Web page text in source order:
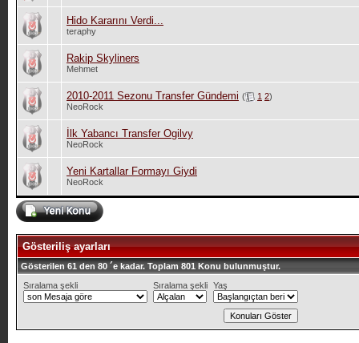
Hido Kararını Verdi...
teraphy
Rakip Skyliners
Mehmet
2010-2011 Sezonu Transfer Gündemi ( 1 2)
NeoRock
İlk Yabancı Transfer Ogilvy
NeoRock
Yeni Kartallar Formayı Giydi
NeoRock
Gösteriliş ayarları
Gösterilen 61 den 80 ´e kadar. Toplam 801 Konu bulunmuştur.
Sıralama şekli
Sıralama şekli Yaş